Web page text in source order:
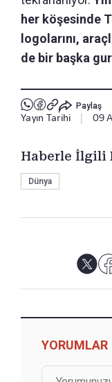
her köşesinde
logolarını,
de bir başka
Paylaş
Yayın Tarihi 09
Haberle İlgili
Dünya
YORUMLAR